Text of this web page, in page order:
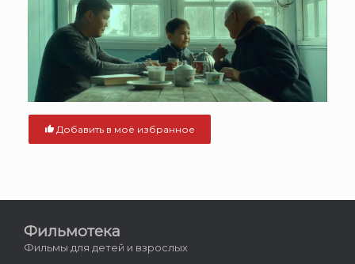
Добавить в моё избранное
Фильмотека
Фильмы для детей и взрослых